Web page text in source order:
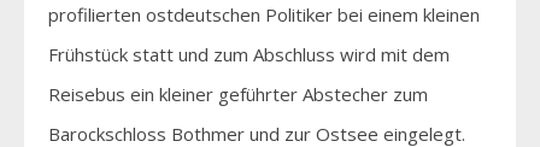
profilierten ostdeutschen Politiker bei einem kleinen
Frühstück statt und zum Abschluss wird mit dem
Reisebus ein kleiner geführter Abstecher zum
Barockschloss Bothmer und zur Ostsee eingelegt.